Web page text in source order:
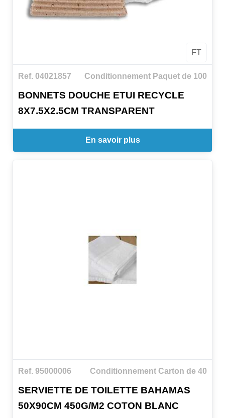
FT
Ref. 04021857 Conditionnement Paquet de 100
BONNETS DOUCHE ETUI RECYCLE
8X7.5X2.5CM TRANSPARENT
En savoir plus
Ref. 95000006 Conditionnement Carton de 40
SERVIETTE DE TOILETTE BAHAMAS
50X90CM 450G/M2 COTON BLANC